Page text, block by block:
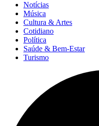
Notícias
Música
Cultura & Artes
Cotidiano
Política
Saúde & Bem-Estar
Turismo